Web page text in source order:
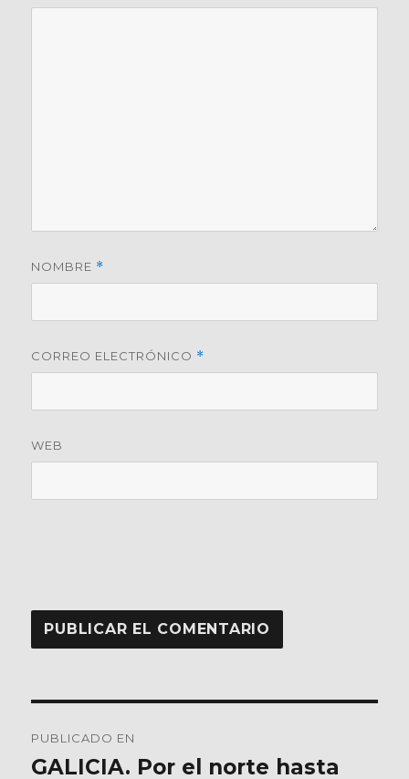
NOMBRE *
CORREO ELECTRÓNICO *
WEB
de
PUBLICADO EN
GALICIA. Por el norte hasta